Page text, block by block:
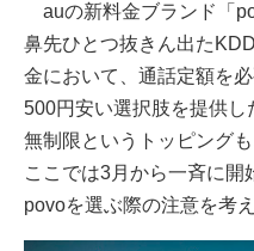
auの新料金ブランド「
鼻先ひとつ抜きん出た
金において、通話定額を
500円安い選択肢を提供
無制限というトッピング
ここでは3月から一斉に開
povoを選ぶ際の注意を考